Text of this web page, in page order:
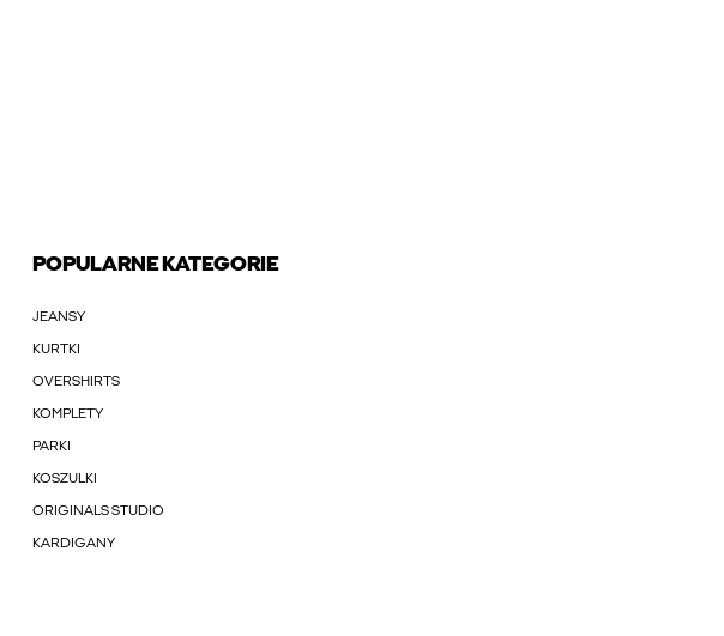
POPULARNE KATEGORIE
JEANSY
KURTKI
OVERSHIRTS
KOMPLETY
PARKI
KOSZULKI
ORIGINALS STUDIO
KARDIGANY